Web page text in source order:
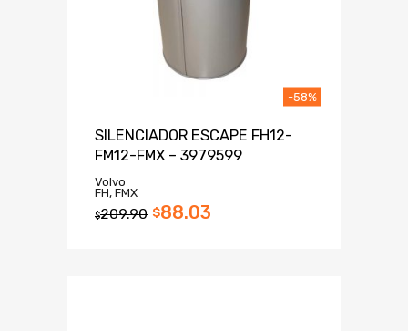
SILENCIADOR ESCAPE FH12-
FM12-FMX – 3979599
Volvo
FH, FMX
$209.90 $88.03
-58%